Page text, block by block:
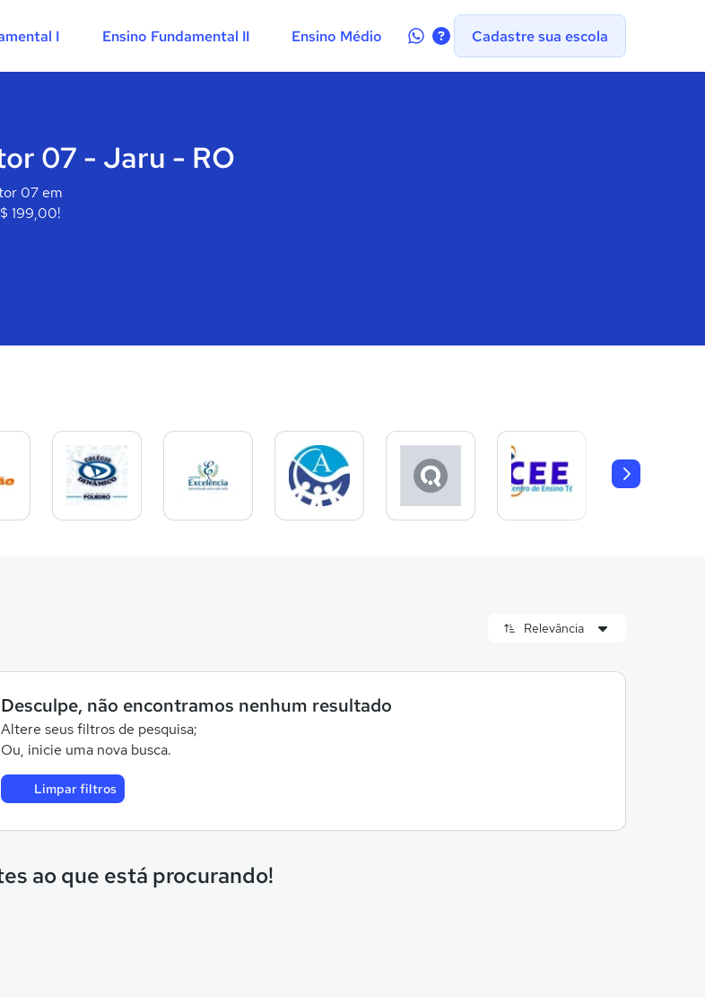
I Ensino Fundamental II Ensino Médio
Contate-
no
Cadastre sua escola
07 - Jaru - RO
07 em
199,00!
Desculpe, não encontramos nenhum resultado
Altere seus filtros de pesquisa;
Ou, inicie uma nova busca.
Limpar filtros
ao que está procurando!